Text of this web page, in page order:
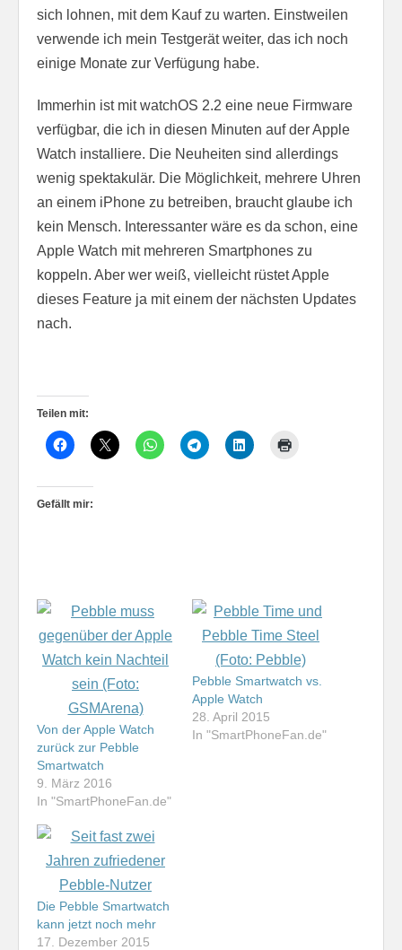
sich lohnen, mit dem Kauf zu warten. Einstweilen
verwende ich mein Testgerät weiter, das ich noch
einige Monate zur Verfügung habe.
Immerhin ist mit watchOS 2.2 eine neue Firmware
verfügbar, die ich in diesen Minuten auf der Apple
Watch installiere. Die Neuheiten sind allerdings
wenig spektakulär. Die Möglichkeit, mehrere Uhren
an einem iPhone zu betreiben, braucht glaube ich
kein Mensch. Interessanter wäre es da schon, eine
Apple Watch mit mehreren Smartphones zu
koppeln. Aber wer weiß, vielleicht rüstet Apple
dieses Feature ja mit einem der nächsten Updates
nach.
Teilen mit:
Gefällt mir:
Von der Apple Watch
zurück zur Pebble
Smartwatch
9. März 2016
In "SmartPhoneFan.de"
Pebble Smartwatch vs.
Apple Watch
28. April 2015
In "SmartPhoneFan.de"
Die Pebble Smartwatch
kann jetzt noch mehr
17. Dezember 2015